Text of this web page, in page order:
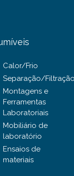
Calor/Frio
Separação/
Montagens e
Ferramentas
Laboratoriais
Mobiliário de
laboratório
Ensaios de
materiais